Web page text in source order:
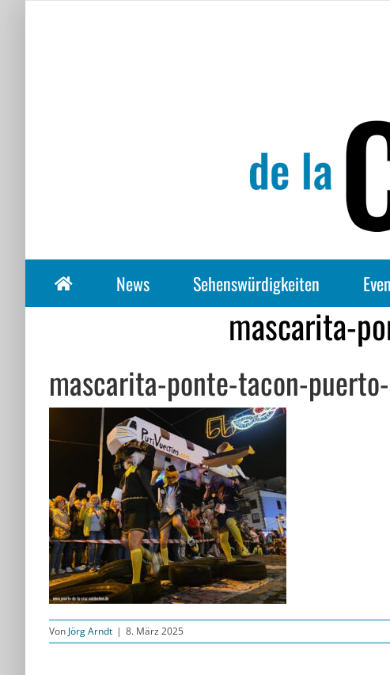
News Sehenswürdigkeiten
mascarita-
mascarita-ponte-tacon-
Von Jörg Arndt | 8. März 2025